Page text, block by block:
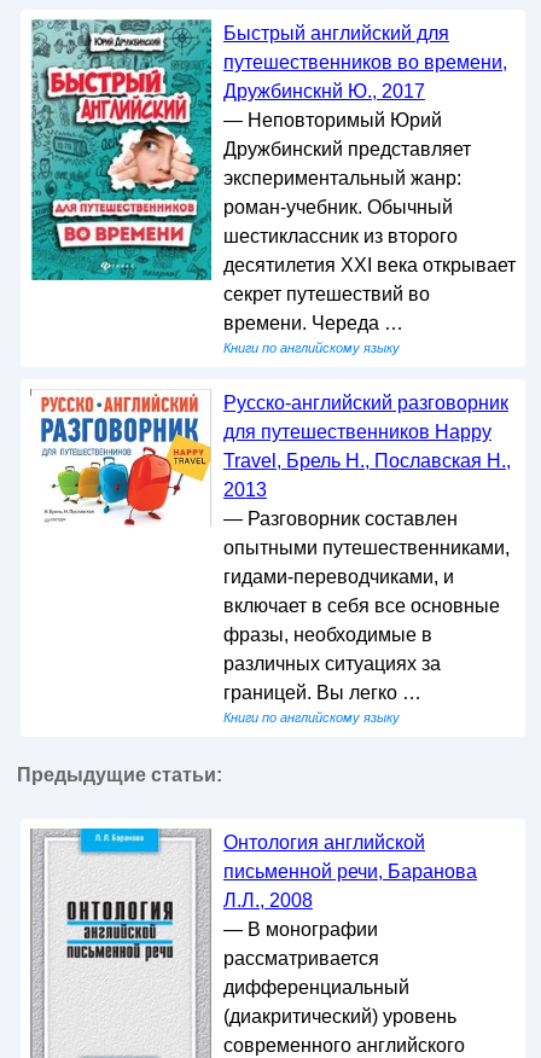
Быстрый английский для
путешественников во времени,
Дружбинскнй Ю., 2017
— Неповторимый Юрий
Дружбинский представляет
экспериментальный жанр:
роман-учебник. Обычный
шестиклассник из второго
десятилетия XXI века открывает
секрет путешествий во
времени. Череда …
Книги по английскому языку
Русско-английский разговорник
для путешественников Happy
Travel, Брель Н., Пославская Н.,
2013
— Разговорник составлен
опытными путешественниками,
гидами-переводчиками, и
включает в себя все основные
фразы, необходимые в
различных ситуациях за
границей. Вы легко …
Книги по английскому языку
Предыдущие статьи:
Онтология английской
письменной речи, Баранова
Л.Л., 2008
— В монографии
рассматривается
дифференциальный
(диакритический) уровень
современного английского